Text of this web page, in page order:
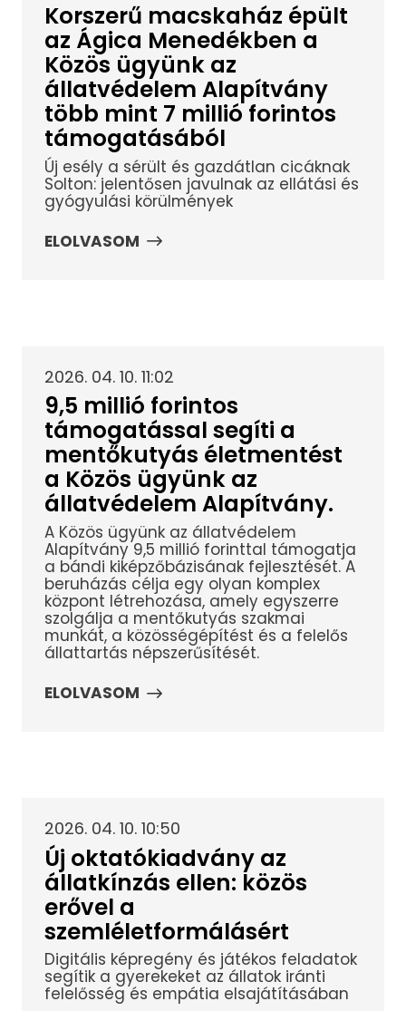
Korszerű macskaház épült
az Ágica Menedékben a
Közös ügyünk az
állatvédelem Alapítvány
több mint 7 millió forintos
támogatásából
Új esély a sérült és gazdátlan cicáknak
Solton: jelentősen javulnak az ellátási és
gyógyulási körülmények
ELOLVASOM
2026. 04. 10. 11:02
9,5 millió forintos
támogatással segíti a
mentőkutyás életmentést
a Közös ügyünk az
állatvédelem Alapítvány.
A Közös ügyünk az állatvédelem
Alapítvány 9,5 millió forinttal támogatja
a bándi kiképzőbázisának fejlesztését. A
beruházás célja egy olyan komplex
központ létrehozása, amely egyszerre
szolgálja a mentőkutyás szakmai
munkát, a közösségépítést és a felelős
állattartás népszerűsítését.
ELOLVASOM
2026. 04. 10. 10:50
Új oktatókiadvány az
állatkínzás ellen: közös
erővel a
szemléletformálásért
Digitális képregény és játékos feladatok
segítik a gyerekeket az állatok iránti
felelősség és empátia elsajátításában